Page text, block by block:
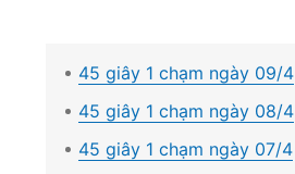
45 giây 1 chạm ngày 09/4
45 giây 1 chạm ngày 08/4
45 giây 1 chạm ngày 07/4